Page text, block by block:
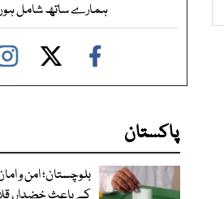
ہمارے ساتھ شامل
پاکستان
بلوچستان؛ امن و